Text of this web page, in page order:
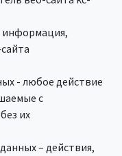
информация,
- любое действие
с
их
– действия,